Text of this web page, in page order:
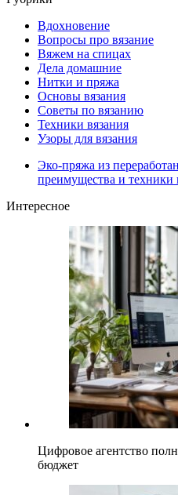
Вдохновение
Вопросы про вязание
Вяжем на спицах
Дела домашние
Нитки и пряжа
Основы вязания
Советы по вязанию
Техники вязания
Узоры для вязания
Эко-пряжа из
преимущества и техники
Интересное
Цифровое агентство
бюджет